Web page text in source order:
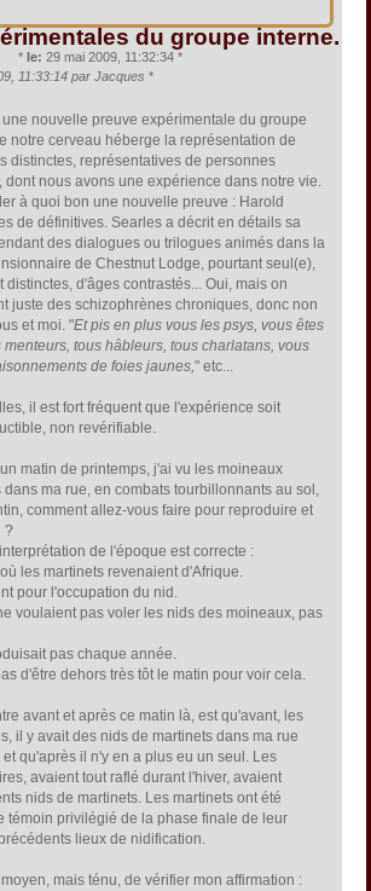
du groupe interne.
* le: 29 mai 2009, 11:32:34 *
11:33:14 par Jacques *
nouvelle preuve expérimentale du groupe
notre cerveau héberge la représentation de
distinctes, représentatives de personnes
dont nous avons une expérience dans notre vie.
à quoi bon une nouvelle preuve : Harold
de définitives. Searles a décrit en détails sa
des dialogues ou trilogues animés dans la
de Chestnut Lodge, pourtant seul(e),
distinctes, d'âges contrastés... Oui, mais on
juste des schizophrènes chroniques, donc non
et moi. "Et pis en plus vous les psys, vous êtes
menteurs, tous hâbleurs, tous charlatans, vous
de foies jaunes," etc...
il est fort fréquent que l'expérience soit
non revérifiable.
matin de printemps, j'ai vu les moineaux
dans ma rue, en combats tourbillonnants au sol,
comment allez-vous faire pour reproduire et
?
de l'époque est correcte :
les martinets revenaient d'Afrique.
pour l'occupation du nid.
voulaient pas voler les nids des moineaux, pas
pas chaque année.
d'être dehors très tôt le matin pour voir cela.
avant et après ce matin là, est qu'avant, les
il y avait des nids de martinets dans ma rue
qu'après il n'y en a plus eu un seul. Les
avaient tout raflé durant l'hiver, avaient
nids de martinets. Les martinets ont été
témoin privilégié de la phase finale de leur
lieux de nidification.
mais ténu, de vérifier mon affirmation :